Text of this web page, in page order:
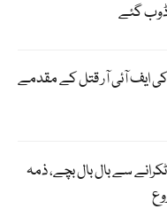
کی ایف آئی آر قتل کے مقدمے
پر 2 طیارے ٹکرانے سے بال بال بچے، ذمہ